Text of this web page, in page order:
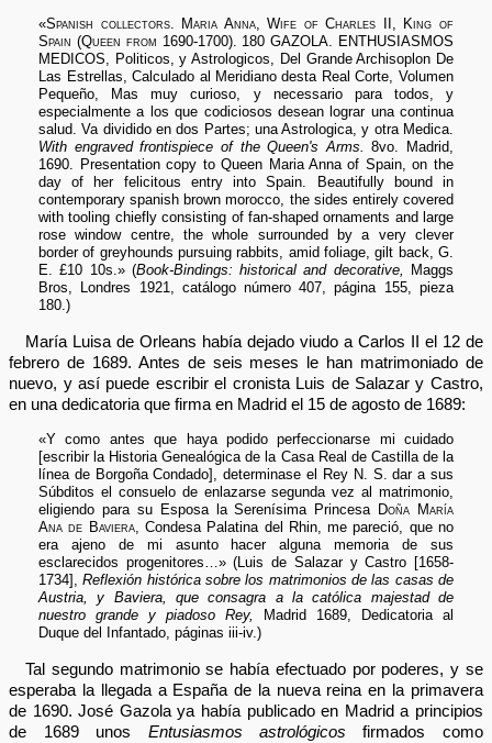
«Spanish collectors. Maria Anna, Wife of Charles II, King of
Spain (Queen from 1690-1700). 180 GAZOLA. ENTHUSIASMOS
MEDICOS, Politicos, y Astrologicos, Del Grande Archisoplon De
Las Estrellas, Calculado al Meridiano desta Real Corte, Volumen
Pequeño, Mas muy curioso, y necessario para todos, y
especialmente a los que codiciosos desean lograr una continua
salud. Va dividido en dos Partes; una Astrologica, y otra Medica.
With engraved frontispiece of the Queen's Arms. 8vo. Madrid,
1690. Presentation copy to Queen Maria Anna of Spain, on the
day of her felicitous entry into Spain. Beautifully bound in
contemporary spanish brown morocco, the sides entirely covered
with tooling chiefly consisting of fan-shaped ornaments and large
rose window centre, the whole surrounded by a very clever
border of greyhounds pursuing rabbits, amid foliage, gilt back, G.
E. £10 10s.» (Book-Bindings: historical and decorative,
Maggs
Bros, Londres 1921, catálogo número 407, página 155, pieza
180.)
María Luisa de Orleans había dejado viudo a Carlos II el 12 de
febrero de 1689. Antes de seis meses le han matrimoniado de
nuevo, y así puede escribir el cronista Luis de Salazar y Castro,
en una dedicatoria que firma en Madrid el 15 de agosto de 1689:
«Y como antes que haya podido perfeccionarse mi cuidado
[escribir la Historia Genealógica de la Casa Real de Castilla de la
línea de Borgoña Condado], determinase el Rey N. S. dar a sus
Súbditos el consuelo de enlazarse segunda vez al matrimonio,
eligiendo para su Esposa la Serenísima Princesa Doña María
Ana de Baviera, Condesa Palatina del Rhin, me pareció, que no
era ajeno de mi asunto hacer alguna memoria de sus
esclarecidos progenitores…» (Luis de Salazar y Castro [1658-
1734],Reflexión histórica sobre los matrimonios de las casas de
Austria, y Baviera, que consagra a la católica majestad de
nuestro grande y piadoso Rey,
Madrid 1689, Dedicatoria al
Duque del Infantado, páginas iii-iv.)
Tal segundo matrimonio se había efectuado por poderes, y se
esperaba la llegada a España de la nueva reina en la primavera
de 1690. José Gazola ya había publicado en Madrid a principios
de 1689 unos Entusiasmos astrológicos firmados como